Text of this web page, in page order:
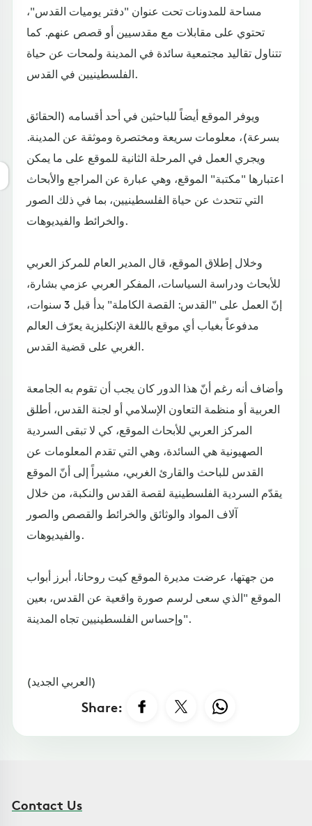
مساحة للمدونات تحت عنوان "دفتر يوميات القدس"،
تحتوي على مقابلات مع مقدسيين أو قصص عنهم. كما
تتناول تقاليد مجتمعية سائدة في المدينة ولمحات عن حياة
الفلسطينيين في القدس.
ويوفر الموقع أيضاً للباحثين في أحد أقسامه (الحقائق
بسرعة)، معلومات سريعة ومختصرة وموثقة عن المدينة.
ويجري العمل في المرحلة الثانية للموقع على ما يمكن
اعتبارها "مكتبة" الموقع، وهي عبارة عن المراجع والأبحاث
التي تتحدث عن حياة الفلسطينيين، بما في ذلك الصور
والخرائط والفيديوهات.
وخلال إطلاق الموقع، قال المدير العام للمركز العربي
للأبحاث ودراسة السياسات، المفكر العربي عزمي بشارة،
إنّ العمل على "القدس: القصة الكاملة" بدأ قبل 3 سنوات،
مدفوعاً بغياب أي موقع باللغة الإنكليزية يعرّف العالم
الغربي على قضية القدس.
وأضاف أنه رغم أنّ هذا الدور كان يجب أن تقوم به الجامعة
العربية أو منظمة التعاون الإسلامي أو لجنة القدس، أطلق
المركز العربي للأبحاث الموقع، كي لا تبقى السردية
الصهيونية هي السائدة، وهي التي تقدم المعلومات عن
القدس للباحث والقارئ الغربي، مشيراً إلى أنّ الموقع
يقدّم السردية الفلسطينية لقصة القدس والنكبة، من خلال
آلاف المواد والوثائق والخرائط والقصص والصور
والفيديوهات.
من جهتها، عرضت مديرة الموقع كيت روحانا، أبرز أبواب
الموقع "الذي سعى لرسم صورة واقعية عن القدس، بعين
وإحساس الفلسطينيين تجاه المدينة".
(العربي الجديد)
Share:
Contact Us